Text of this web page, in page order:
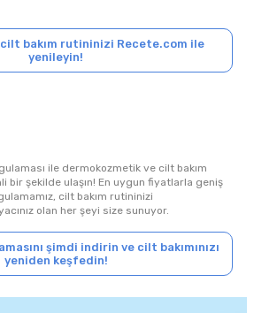
bakım rutininizi Recete.com ile
yenileyin!
ile dermokozmetik ve cilt bakım
bir şekilde ulaşın! En uygun fiyatlarla geniş
cilt bakım rutininizi
olan her şeyi size sunuyor.
şimdi indirin ve cilt bakımınızı
yeniden keşfedin!